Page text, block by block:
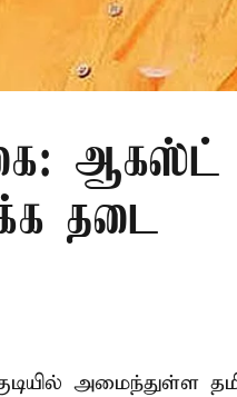
ஆகஸ்ட்
தடை
அமைந்துள்ள